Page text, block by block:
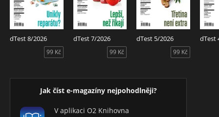
dTest 8/2026
99 Kč
dTest 7/2026
99 Kč
dTest 5/2026
99 Kč
dTest
Jak číst e-magazíny nejpohodlněji?
V aplikaci O2 Knihovna